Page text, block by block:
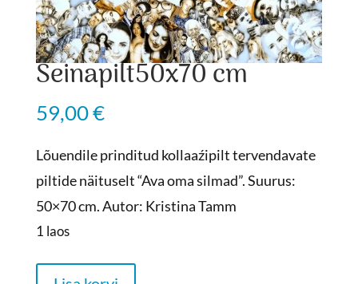
Seinapilt50x70 cm
59,00€
Lõuendile prinditud kollaaźipilt tervendavate
piltide näituselt “Ava oma silmad”. Suurus:
50×70 cm. Autor: Kristina Tamm
1 laos
Seinapilt50x70